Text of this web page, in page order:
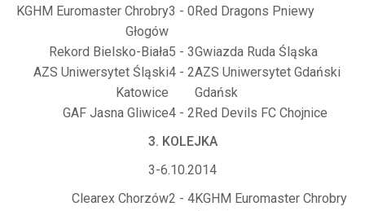
KGHM Euromaster Chrobry
Głogów
3 - 0Red Dragons Pniewy
Rekord Bielsko-Biała5 - 3Gwiazda Ruda Śląska
AZS Uniwersytet Śląski
Katowice
4 - 2AZS Uniwersytet Gdański
Gdańsk
GAF Jasna Gliwice4 - 2Red Devils FC Chojnice
3. KOLEJKA
3-6.10.2014
Clearex Chorzów2 - 4KGHM Euromaster Chrobry